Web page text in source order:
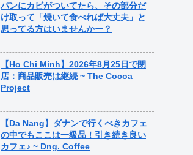
パンにカビがついてたら、その部分だ
け取って「焼いて食べれば大丈夫」と
思ってる方はいませんかー？
【Ho Chi Minh】2026年8月25日で閉
店：商品販売は継続 ~ The Cocoa
Project
【Da Nang】ダナンで行くべきカフェ
の中でもここは一級品！引き続き良い
カフェ♪ ~ Dng. Coffee